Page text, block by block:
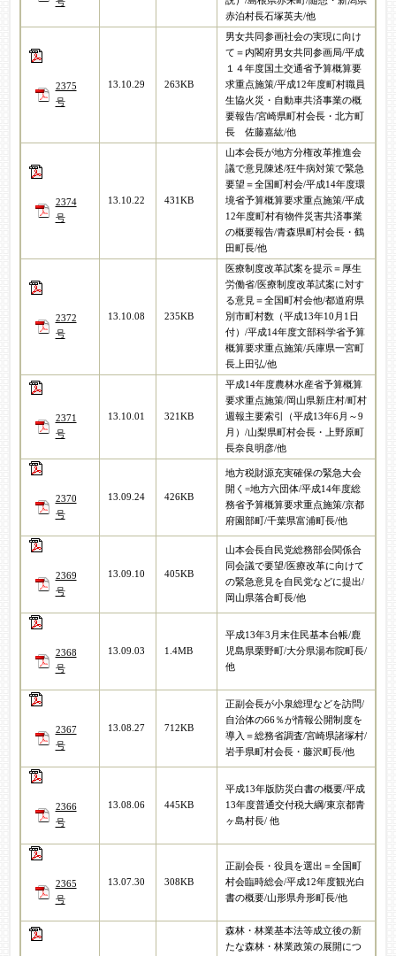
赤泊村長石塚英夫/他
2375
号
13.10.29 263KB
男女共同参画社会の実現に向け
て＝内閣府男女共同参画局/平成
１４年度国土交通省予算概算要
求重点施策/平成12年度町村職員
生協火災・自動車共済事業の概
要報告/宮崎県町村会長・北方町
長 佐藤嘉紘/他
2374
号
13.10.22 431KB
山本会長が地方分権改革推進会
議で意見陳述/狂牛病対策で緊急
要望＝全国町村会/平成14年度環
境省予算概算要求重点施策/平成
12年度町村有物件災害共済事業
の概要報告/青森県町村会長・鶴
田町長/他
2372
号
13.10.08 235KB
医療制度改革試案を提示＝厚生
労働省/医療制度改革試案に対す
る意見＝全国町村会他/都道府県
別市町村数（平成13年10月1日
付）/平成14年度文部科学省予算
概算要求重点施策/兵庫県一宮町
長上田弘/他
2371
号
13.10.01 321KB
平成14年度農林水産省予算概算
要求重点施策/岡山県新庄村/町村
週報主要索引（平成13年6月～9
月）/山梨県町村会長・上野原町
長奈良明彦/他
2370
号
13.09.24 426KB
地方税財源充実確保の緊急大会
開く=地方六団体/平成14年度総
務省予算概算要求重点施策/京都
府園部町/千葉県富浦町長/他
2369
号
13.09.10 405KB
山本会長自民党総務部会関係合
同会議で要望/医療改革に向けて
の緊急意見を自民党などに提出/
岡山県落合町長/他
2368
号
13.09.03 1.4MB
平成13年3月末住民基本台帳/鹿
児島県栗野町/大分県湯布院町長/
他
2367
号
13.08.27 712KB
正副会長が小泉総理などを訪問/
自治体の66％が情報公開制度を
導入＝総務省調査/宮崎県諸塚村/
岩手県町村会長・藤沢町長/他
2366
号
13.08.06 445KB
平成13年版防災白書の概要/平成
13年度普通交付税大綱/東京都青
ヶ島村長/ 他
2365
号
13.07.30 308KB
正副会長・役員を選出＝全国町
村会臨時総会/平成12年度観光白
書の概要/山形県舟形町長/他
森林・林業基本法等成立後の新
たな森林・林業政策の展開につ